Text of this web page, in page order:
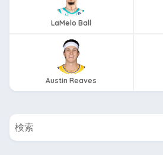
LaMelo Ball
Austin Reaves